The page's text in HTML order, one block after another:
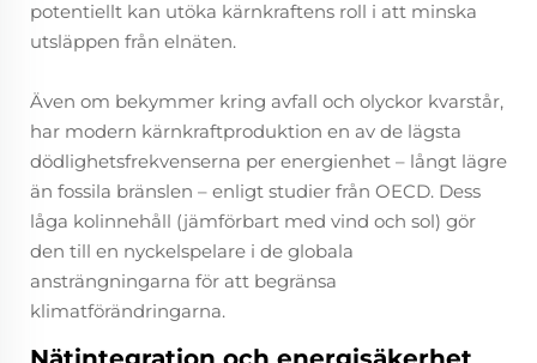
potentiellt kan utöka kärnkraftens roll i att minska
utsläppen från elnäten.
Även om bekymmer kring avfall och olyckor kvarstår,
har modern kärnkraftproduktion en av de lägsta
dödlighetsfrekvenserna per energienhet – långt lägre
än fossila bränslen – enligt studier från OECD. Dess
låga kolinnehåll (jämförbart med vind och sol) gör
den till en nyckelspelare i de globala
ansträngningarna för att begränsa
klimatförändringarna.